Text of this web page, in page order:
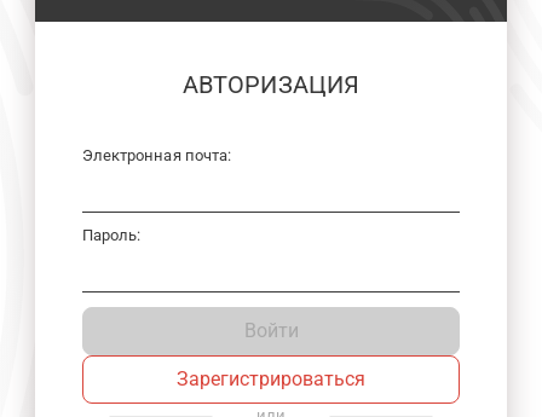
АВТОРИЗАЦИЯ
Электронная почта:
Пароль:
Войти
Зарегистрироваться